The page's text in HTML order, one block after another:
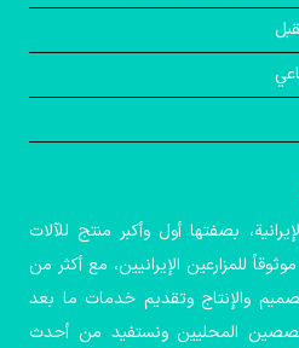
بصفتها أول وأكبر منتج للآلات
للمزارعين الإيرانيين، مع أكثر من
والإنتاج وتقديم خدمات ما بعد
المحليين ونستفيد من أحدث